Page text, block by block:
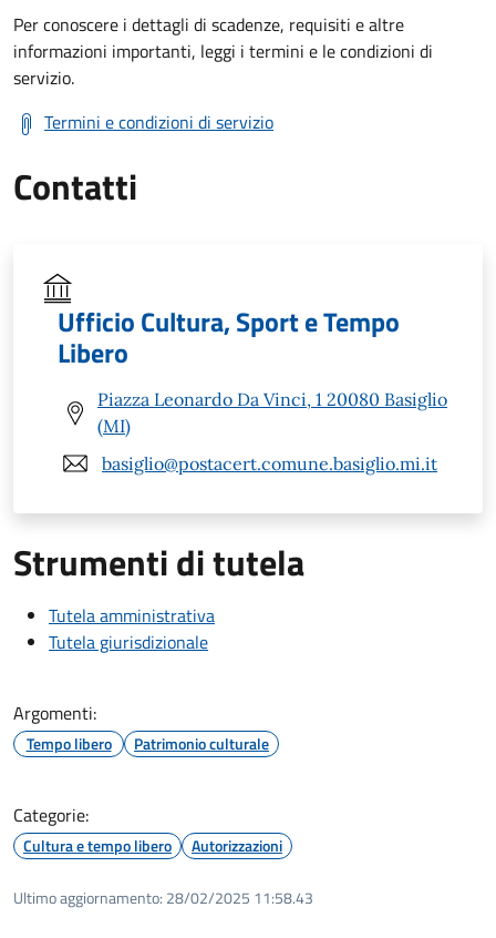
Per conoscere i dettagli di scadenze, requisiti e altre
informazioni importanti, leggi i termini e le condizioni di
servizio.
Termini e condizioni di servizio
Contatti
Ufficio Cultura, Sport e Tempo
Libero
Piazza Leonardo Da Vinci, 1 20080 Basiglio
(MI)
basiglio@postacert.comune.basiglio.mi.it
Strumenti di tutela
Tutela amministrativa
Tutela giurisdizionale
Argomenti:
Tempo libero Patrimonio culturale
Categorie:
Cultura e tempo libero Autorizzazioni
Ultimo aggiornamento: 28/02/2025 11:58.43